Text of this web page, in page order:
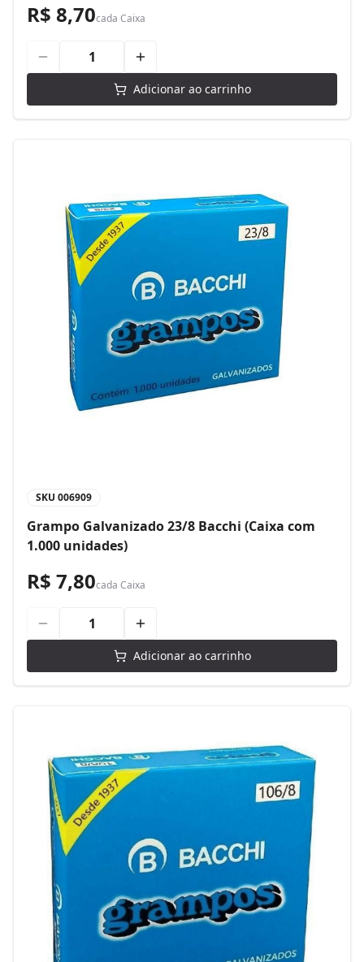
R$ 8,70cada Caixa
Adicionar ao carrinho
SKU 006909
Grampo Galvanizado 23/8 Bacchi (Caixa com
1.000 unidades)
R$ 7,80cada Caixa
Adicionar ao carrinho